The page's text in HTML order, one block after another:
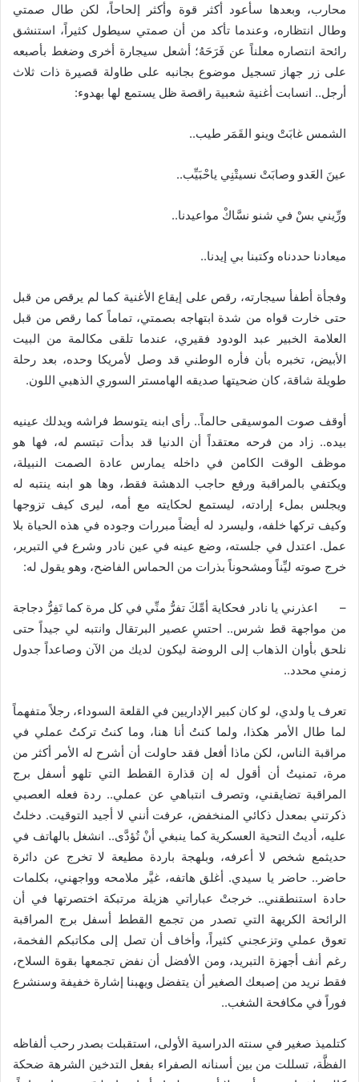
محارب، وبعدها سأعود أكثر قوة وأكثر إلحاحاً، لكن طال صمتي
وطال انتظاره، وعندما تأكد من أن صمتي سيطول كثيراً، استنشق
رائحة انتصاره معلناً عن فَرَحَهُ؛ أشعل سيجارة أخرى وضغط بأصبعه
على زر جهاز تسجيل موضوع بجانبه على طاولة قصيرة ذات ثلاث
أرجل.. انسابت أغنية شعبية راقصة ظل يستمع لها بهدوء:
الشمس غابَتْ وينو القَمَر طيب..
عينَ العَدو وصابَتْ نسيتْنِي ياحْبَيِّب..
ورِّيني بسْ في شنو نسَّاكْ مواعيدنا..
ميعادنا حددناه وكتبنا بي إيدنا..
وفجأة أطفأ سيجارته، رقص على إيقاع الأغنية كما لم يرقص من قبل
حتى خارت قواه من شدة ابتهاجه بصمتي، تماماً كما رقص من قبل
العلامة الخبير عبد الودود فقيري، عندما تلقى مكالمة من البيت
الأبيض، تخبره بأن فأره الوطني قد وصل لأمريكا وحده، بعد رحلة
طويلة شاقة، كان ضحيتها صديقه الهامستر السوري الذهبي اللون.
أوقف صوت الموسيقى حالماً.. رأى ابنه يتوسط فراشه ويدلك عينيه
بيده.. زاد من فرحه معتقداً أن الدنيا قد بدأت تبتسم له، فها هو
موظف الوقت الكامن في داخله يمارس عادة الصمت النبيلة،
ويكتفي بالمراقبة ورفع حاجب الدهشة فقط، وها هو ابنه ينتبه له
ويجلس بملء إرادته، ليستمع لحكايته مع أمه، ليرى كيف تزوجها
وكيف تركها خلفه، وليسرد له أيضاً مبررات وجوده في هذه الحياة بلا
عمل. اعتدل في جلسته، وضع عينه في عين نادر وشرع في التبرير،
خرج صوته ليِّناً ومشحوناً بذرات من الحماس الفاضح، وهو يقول له:
– اعذرني يا نادر فحكاية أمِّكَ تفرُّ منِّي في كل مرة كما تَفِرُّ دجاجة
من مواجهة قط شرس.. احتسِ عصير البرتقال وانتبه لي جيداً حتى
نلحق بأوان الذهاب إلى الروضة ليكون لديك من الآن وصاعداً جدول
زمني محدد..
تعرف يا ولدي، لو كان كبير الإداريين في القلعة السوداء، رجلاً متفهماً
لما طال الأمر هكذا، ولما كنتُ أنا هنا، وما كنتُ تركتُ عملي في
مراقبة الناس، لكن ماذا أفعل فقد حاولت أن أشرح له الأمر أكثر من
مرة، تمنيتُ أن أقول له إن قذارة القطط التي تلهو أسفل برج
المراقبة تضايقني، وتصرف انتباهي عن عملي.. ردة فعله العصبي
ذكرتني بمعدل ذكائي المنخفض، عرفت أنني لا أجيد التوقيت. دخلتُ
عليه، أديتُ التحية العسكرية كما ينبغي أنْ تُؤدَّى.. انشغل بالهاتف في
حديثمع شخص لا أعرفه، وبلهجة باردة مطيعة لا تخرج عن دائرة
حاضر.. حاضر يا سيدي. أغلق هاتفه، غيَّر ملامحه وواجهني، بكلمات
حادة استنطقني.. خرجتْ عباراتي هزيلة مرتبكة اختصرتها في أن
الرائحة الكريهة التي تصدر من تجمع القطط أسفل برج المراقبة
تعوق عملي وتزعجني كثيراً، وأخاف أن تصل إلى مكاتبكم الفخمة،
رغم أنف أجهزة التبريد، ومن الأفضل أن نفض تجمعها بقوة السلاح،
فقط نريد من إصبعك الصغير أن يتفضل ويهبنا إشارة خفيفة وسنشرع
فوراً في مكافحة الشغب..
كتلميذ صغير في سنته الدراسية الأولى، استقبلت بصدر رحب ألفاظه
الفظَّة، تسللت من بين أسنانه الصفراء بفعل التدخين الشرهة ضحكة